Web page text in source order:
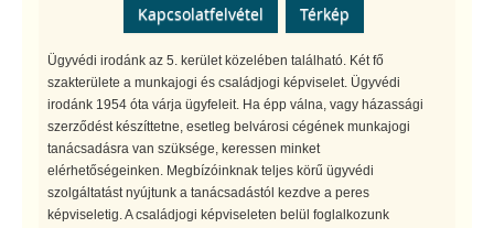
Kapcsolatfelvétel Térkép
Ügyvédi irodánk az 5. kerület közelében található. Két fő
szakterülete a munkajogi és családjogi képviselet. Ügyvédi
irodánk 1954 óta várja ügyfeleit. Ha épp válna, vagy házassági
szerződést készíttetne, esetleg belvárosi cégének munkajogi
tanácsadásra van szüksége, keressen minket
elérhetőségeinken. Megbízóinknak teljes körű ügyvédi
szolgáltatást nyújtunk a tanácsadástól kezdve a peres
képviseletig. A családjogi képviseleten belül foglalkozunk